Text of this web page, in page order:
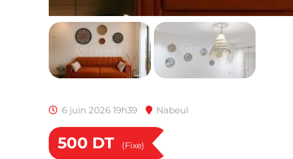
6 juin 2026 19h39 Nabeul
500 DT (Fixe)